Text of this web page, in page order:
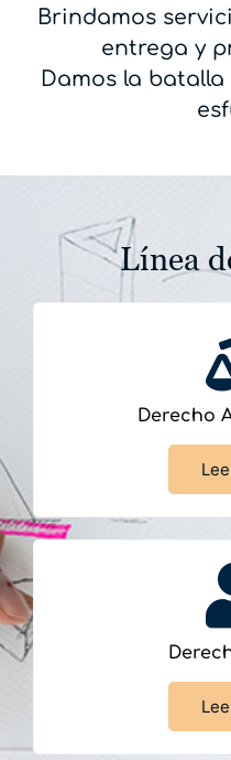
Brindamos
entrega y
Damos la
Línea
Derecho